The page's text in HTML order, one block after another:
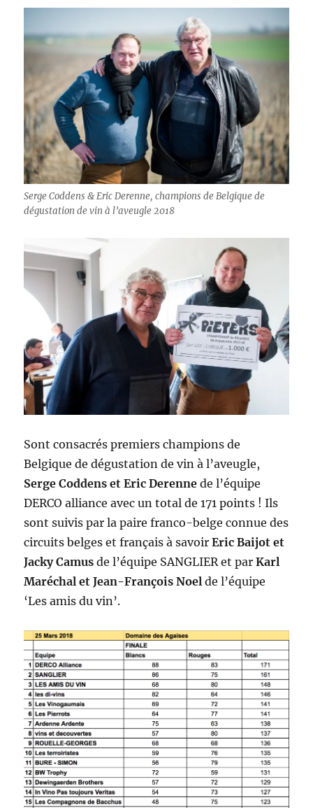
Serge Coddens & Eric Derenne, champions de Belgique de
dégustation de vin à l’aveugle 2018
Sont consacrés premiers champions de
Belgique de dégustation de vin à l’aveugle,
Serge Coddens et Eric Derenne de l’équipe
DERCO alliance avec un total de 171 points ! Ils
sont suivis par la paire franco-belge connue des
circuits belges et français à savoirEric Baijot et
Jacky Camus de l’équipe SANGLIER et parKarl
Maréchal et Jean-François Noel de l’équipe
‘Les amis du vin’.